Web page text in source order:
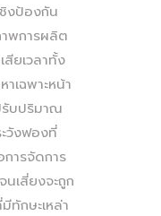
งป้องกัน
พการผลิต
ยเวลาทั้ง
เฉพาะหน้า
รับปริมาณ
ะวังฟองที่
ารจัดการ
เสี่ยงจะถูก
ทักษะเหล่า